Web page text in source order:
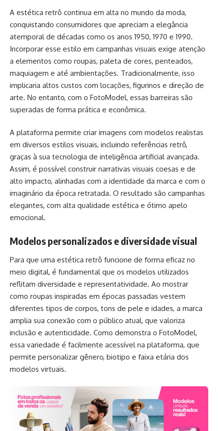
A estética retrô continua em alta no mundo da moda,
conquistando consumidores que apreciam a elegância
atemporal de décadas como os anos 1950, 1970 e 1990.
Incorporar esse estilo em campanhas visuais exige atenção
a elementos como roupas, paleta de cores, penteados,
maquiagem e até ambientações. Tradicionalmente, isso
implicaria altos custos com locações, figurinos e direção de
arte. No entanto, com o FotoModel, essas barreiras são
superadas de forma prática e econômica.
A plataforma permite criar imagens com modelos realistas
em diversos estilos visuais, incluindo referências retrô,
graças à sua tecnologia de inteligência artificial avançada.
Assim, é possível construir narrativas visuais coesas e de
alto impacto, alinhadas com a identidade da marca e com o
imaginário da época retratada. O resultado são campanhas
elegantes, com alta qualidade estética e ótimo apelo
emocional.
Modelos personalizados e diversidade visual
Para que uma estética retrô funcione de forma eficaz no
meio digital, é fundamental que os modelos utilizados
reflitam diversidade e representatividade. Ao mostrar
como roupas inspiradas em épocas passadas vestem
diferentes tipos de corpos, tons de pele e idades, a marca
amplia sua conexão com o público atual, que valoriza
inclusão e autenticidade. Como demonstra o FotoModel,
essa variedade é facilmente acessível na plataforma, que
permite personalizar gênero, biotipo e faixa etária dos
modelos virtuais.